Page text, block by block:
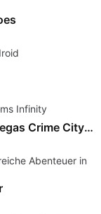
Infinity
Flying Spider Super Hero - Vegas Crime City Battle
Abenteuer in